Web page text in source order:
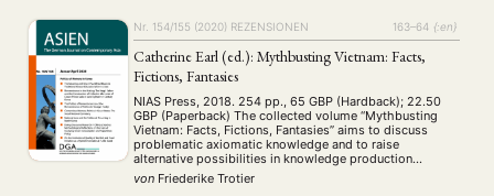
Nr. 154/155 (2020) REZENSIONEN 163–64 {:en}
Catherine Earl (ed.): Mythbusting Vietnam: Facts,
Fictions, Fantasies
NIAS Press, 2018. 254 pp., 65 GBP (Hardback); 22.50
GBP (Paperback) The collected volume “Mythbusting
Vietnam: Facts, Fictions, Fantasies” aims to discuss
problematic axiomatic knowledge and to raise
alternative possibilities in knowledge production
processes and practices in Vietnam Studies through
interdisciplinary and methodologically diverse
von Friederike Trotier